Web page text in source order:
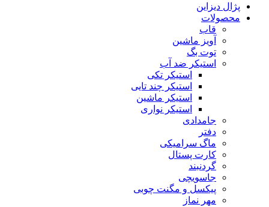
پژال دیزاین
محصولات
قاب
آویز ماشین
توت بگ
استیکر ضد آب
استیکر تکی
استیکر چند تایی
استیکر ماشین
استیکر نواری
جامدادی
دفتر
ماگ سرامیکی
کارت پستال
گردنبند
جاسویچی
پیکسل و مگنت چوبی
مهر نماز